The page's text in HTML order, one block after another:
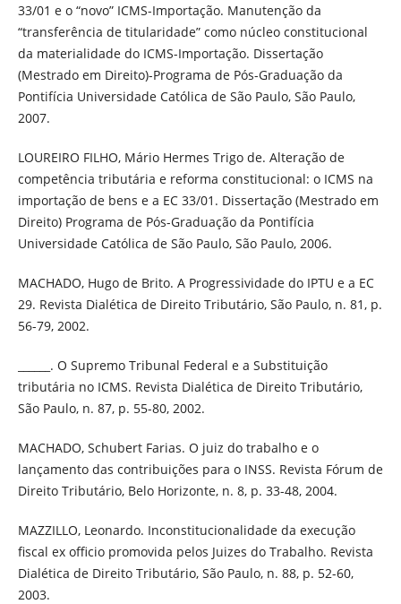
33/01 e o “novo” ICMS-Importação. Manutenção da
“transferência de titularidade” como núcleo constitucional
da materialidade do ICMS-Importação. Dissertação
(Mestrado em Direito)-Programa de Pós-Graduação da
Pontifícia Universidade Católica de São Paulo, São Paulo,
2007.
LOUREIRO FILHO, Mário Hermes Trigo de. Alteração de
competência tributária e reforma constitucional: o ICMS na
importação de bens e a EC 33/01. Dissertação (Mestrado em
Direito) Programa de Pós-Graduação da Pontifícia
Universidade Católica de São Paulo, São Paulo, 2006.
MACHADO, Hugo de Brito. A Progressividade do IPTU e a EC
29. Revista Dialética de Direito Tributário, São Paulo, n. 81, p.
56-79, 2002.
______. O Supremo Tribunal Federal e a Substituição
tributária no ICMS. Revista Dialética de Direito Tributário,
São Paulo, n. 87, p. 55-80, 2002.
MACHADO, Schubert Farias. O juiz do trabalho e o
lançamento das contribuições para o INSS. Revista Fórum de
Direito Tributário, Belo Horizonte, n. 8, p. 33-48, 2004.
MAZZILLO, Leonardo. Inconstitucionalidade da execução
fiscal ex officio promovida pelos Juizes do Trabalho. Revista
Dialética de Direito Tributário, São Paulo, n. 88, p. 52-60,
2003.